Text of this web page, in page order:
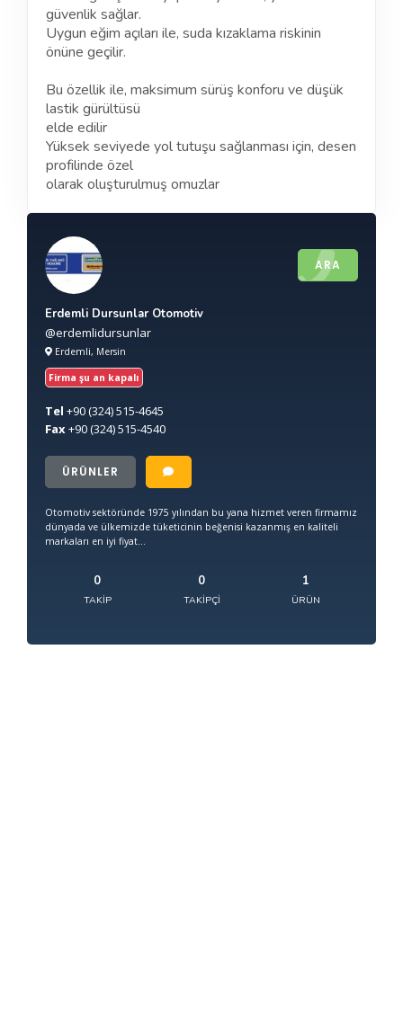
güvenlik sağlar.
Uygun eğim açıları ile, suda kızaklama riskinin
önüne geçilir.
Bu özellik ile, maksimum sürüş konforu ve düşük
lastik gürültüsü
elde edilir
Yüksek seviyede yol tutuşu sağlanması için, desen
profilinde özel
olarak oluşturulmuş omuzlar
ARA
Erdemli Dursunlar Otomotiv
@erdemlidursunlar
Erdemli, Mersin
Firma şu an kapalı
Tel +90(324) 515-4645
Fax+90(324) 515-4540
ÜRÜNLER
Otomotiv sektöründe 1975 yılından bu yana hizmet veren firmamız
dünyada ve ülkemizde tüketicinin beğenisi kazanmış en kaliteli
markaları en iyi fiyat...
0
TAKIP
0
TAKIPÇI
1
ÜRÜN